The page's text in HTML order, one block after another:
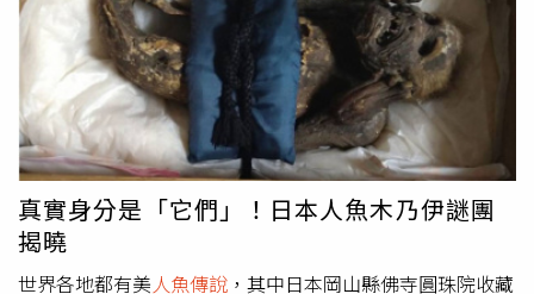
人聯想，是不是這名信徒的行徑觸怒神靈，導致無辜的人喪
生。據了解，這名女海妖在《人魚傳說
》中的角色，是為了
誘惑一位迎娶美人魚為妻的泰國王子，這名王子後來受不了
化身作美女的女海妖誘惑，拋妻棄子而再娶，直至女妖露出
真面目，王子後悔已來不及，甚至被糾纏不放！根據當地民
眾說法，若是願望實現後，都會選擇為雕像表演泰國傳統舞
蹈，或是獻上特定物品表示感謝，對於這名信徒吸吮雕像乳
頭的做法確實很無禮，為了避免再有無辜民眾犧牲，他們找
了自稱可以用蛇和神明或超自然靈魂交流的泰國男子普拉塞
特（Praset Phanuekthong）來向神明請罪。普拉塞特表
真實身分是「它們」！日本人魚木乃伊謎團
揭曉
世界各地都有美人魚傳說 ，其中日本岡山縣佛寺圓珠院收藏